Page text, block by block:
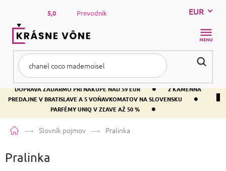
obsah
DOPRAVA ZADARMO PRI NÁKUPE NAD 59 EUR •
2 KAMENNÁ
PREDAJNE V BRATISLAVE A 5 VOŇAVKOMATOV NA SLOVENSKU
•
PARFÉMY UNIQ V ZĽAVE AŽ 50 % •
5,0 Prevodník EUR
DomovSlovník pojmov Pralinka
Pralinka